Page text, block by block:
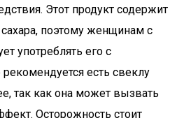
Этот продукт содержит
поэтому женщинам с
употреблять его с
есть свеклу
так как она может вызвать
Осторожность стоит